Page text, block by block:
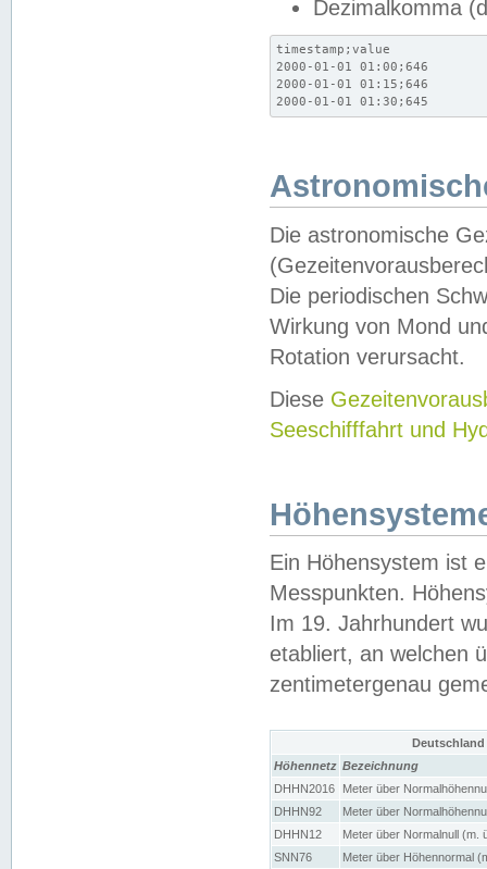
Dezimalkomma
timestamp;value
2000-01-01 01:00;646
2000-01-01 01:15;646
2000-01-01 01:30;645
Die astronomische
Die periodischen
Wirkung von Mond
Rotation verursacht.
Diese
Seeschifffahrt und
Ein Höhensystem ist
Messpunkten.
Im 19. Jahrhundert
etabliert, an welchen
zentimetergenau
Höhennetz Bezeichnung
DHHN2016
Meter über
DHHN92
Meter über
DHHN12
Meter über Normalnull (m.
SNN76
Meter über Höhennormal